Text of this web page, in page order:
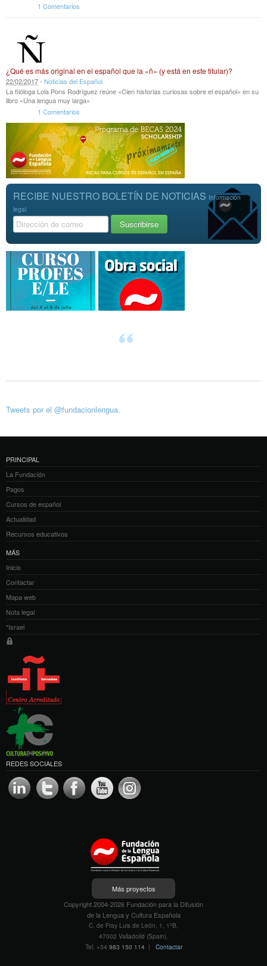
1 Comentarios
¿Qué es más original en el español que la «ñ» (y está en este titular)?
22/02/2017- Noticias del Español
La filóloga Lola Pons Rodríguez reúne «Cien historias curiosas sobre el español» en su
libro «Una lengua muy larga»
1 Comentarios
RECIBE NUESTRO BOLETÍN DE NOTICIAS Información
legal
Tweets por el @fundacionlengua.
PRINCIPAL
La Fundación
Pagos
Cursos de español
Actualidad
Recursos educativos
MÁS
Inicio
Contactar
Mapa web
Nota legal
*Israel
REDES SOCIALES
Más proyectos
Copyright 2004-2026 Fundación para la Difusión
de la Lengua y Cultura Española
C. de Fray Luis de León, 1, 1ºB,
47002 Valladolid (Spain).
Tel. +34 983 150 114 | Contactar